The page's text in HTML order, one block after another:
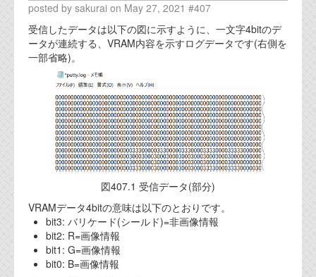
オフィス
実績
ブログ
機能安全ブログ
設計ブログ
テクノロジ
外部投稿記事
ブログテーマ
posted by sakurai on May 27, 2021 #407
受信したデータは以下の図に示すように、一文字4bitのデ
ータが連続する、VRAM内容を示すログデータです(右側を
一部省略)。
図407.1 受信データ(部分)
VRAMデータ4bitの意味は以下のとおりです。
bit3: バリケード(シールド)=非画像情報
bit2: R=画像情報
bit1: G=画像情報
bit0: B=画像情報